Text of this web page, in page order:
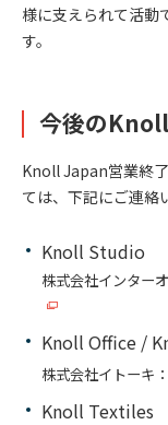
様に支えられて活動
す。
今後の
Knoll Japan営業終
ては、下記にご連絡
Knoll Studio
株式会社インター
Knoll Office /
株式会社イトーキ：
Knoll Textiles